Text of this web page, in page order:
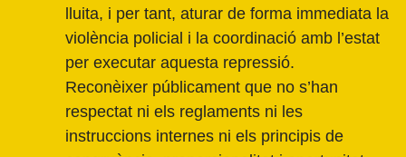
lluita, i per tant, aturar de forma immediata la
violència policial i la coordinació amb l’estat
per executar aquesta repressió.
Reconèixer públicament que no s’han
respectat ni els reglaments ni les
instruccions internes ni els principis de